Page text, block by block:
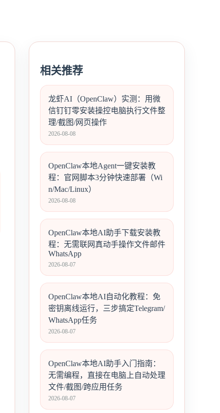
相关推荐
龙虾AI（OpenClaw）实测：用微
信钉钉零安装操控电脑执行文件整
理/截图/网页操作
2026-08-08
OpenClaw本地Agent一键安装教
程：官网脚本3分钟快速部署（Wi
n/Mac/Linux）
2026-08-08
OpenClaw本地AI助手下载安装教
程：无需联网真动手操作文件邮件
WhatsApp
2026-08-07
OpenClaw本地AI自动化教程：免
密钥离线运行，三步搞定Telegram/
WhatsApp任务
2026-08-07
OpenClaw本地AI助手入门指南：
无需编程，直接在电脑上自动处理
文件/截图/跨应用任务
2026-08-07